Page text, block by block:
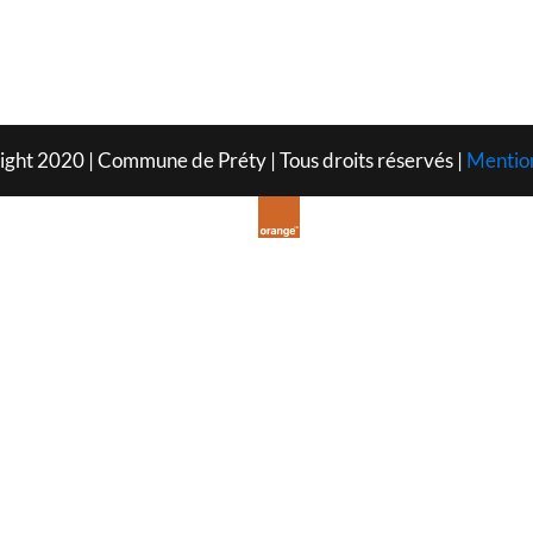
2020 | Commune de Préty | Tous droits réservés |